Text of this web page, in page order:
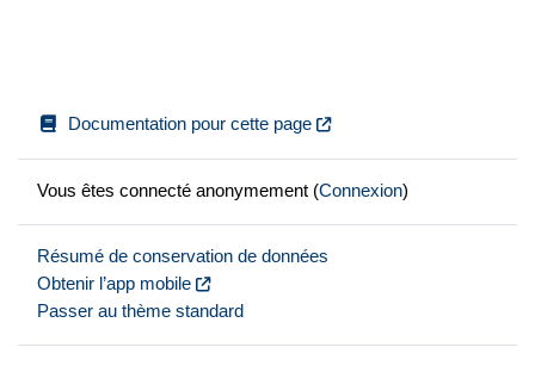
Documentation pour cette page
Vous êtes connecté anonymement (Connexion)
Résumé de conservation de données
Obtenir l’app mobile
Passer au thème standard